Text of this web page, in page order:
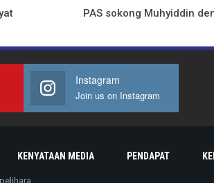
PAS sokong Muhyiddin
Instagram
Join us on Instagram
KENYATAAN MEDIA PENDAPAT